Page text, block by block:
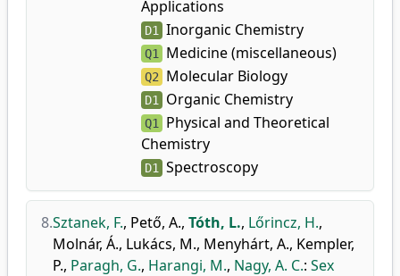
Applications
D1 Inorganic Chemistry
Q1 Medicine (miscellaneous)
Q2 Molecular Biology
D1 Organic Chemistry
Q1
Physical and Theoretical
Chemistry
D1 Spectroscopy
8.Sztanek, F., Pető, A., Tóth, L., Lőrincz, H.,
Molnár, Á., Lukács, M., Menyhárt, A., Kempler,
P., Paragh, G., Harangi, M., Nagy, A. C.: Sex